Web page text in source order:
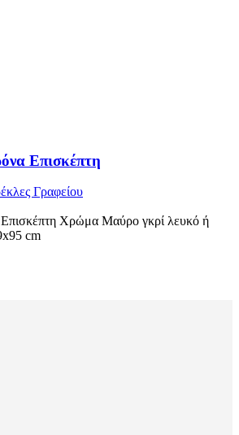
Επισκέπτη
Γραφείου
Χρώμα Μαύρο γκρί λευκό ή
cm